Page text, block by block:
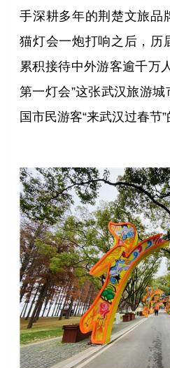
手深耕多年的荆楚文旅品
猫灯会一炮打响之后，历
累积接待中外游客逾千万
第一灯会”这张武汉旅游
国市民游客“来武汉过春节”